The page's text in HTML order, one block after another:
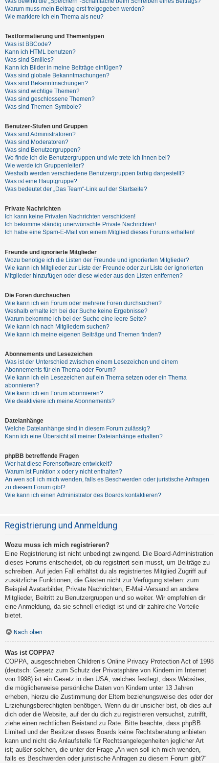
w
o
r
t
e
t
e
T
h
m
e
n
A
k
t
i
v
T
h
e
e
n
u
c
h
e
F
A
Warum muss mein Beitrag erst freigegeben werden?
Wie markiere ich ein Thema als neu?
Textformatierung und Thementypen
Was ist BBCode?
Kann ich HTML benutzen?
Was sind Smilies?
Kann ich Bilder in meine Beiträge einfügen?
Was sind globale Bekanntmachungen?
Was sind Bekanntmachungen?
Was sind wichtige Themen?
Was sind geschlossene Themen?
Was sind Themen-Symbole?
Benutzer-Stufen und Gruppen
Was sind Administratoren?
Was sind Moderatoren?
Was sind Benutzergruppen?
Wo finde ich die Benutzergruppen und wie trete ich ihnen bei?
Wie werde ich Gruppenleiter?
Weshalb werden verschiedene Benutzergruppen farbig dargestellt?
Was ist eine Hauptgruppe?
Was bedeutet der „Das Team“-Link auf der Startseite?
Private Nachrichten
Ich kann keine Privaten Nachrichten verschicken!
Ich bekomme ständig unerwünschte Private Nachrichten!
Ich habe eine Spam-E-Mail von einem Mitglied dieses Forums erhalten!
Freunde und ignorierte Mitglieder
Wozu benötige ich die Listen der Freunde und ignorierten Mitglieder?
Wie kann ich Mitglieder zur Liste der Freunde oder zur Liste der ignorierten
Mitglieder hinzufügen oder diese wieder aus den Listen entfernen?
Die Foren durchsuchen
Wie kann ich ein Forum oder mehrere Foren durchsuchen?
Weshalb erhalte ich bei der Suche keine Ergebnisse?
Warum bekomme ich bei der Suche eine leere Seite?
Wie kann ich nach Mitgliedern suchen?
Wie kann ich meine eigenen Beiträge und Themen finden?
Abonnements und Lesezeichen
Was ist der Unterschied zwischen einem Lesezeichen und einem
Abonnements für ein Thema oder Forum?
Wie kann ich ein Lesezeichen auf ein Thema setzen oder ein Thema
abonnieren?
Wie kann ich ein Forum abonnieren?
Wie deaktiviere ich meine Abonnements?
Dateianhänge
Welche Dateianhänge sind in diesem Forum zulässig?
Kann ich eine Übersicht all meiner Dateianhänge erhalten?
phpBB betreffende Fragen
Wer hat diese Forensoftware entwickelt?
Warum ist Funktion x oder y nicht enthalten?
An wen soll ich mich wenden, falls es Beschwerden oder juristische Anfragen
zu diesem Forum gibt?
Wie kann ich einen Administrator des Boards kontaktieren?
Registrierung und Anmeldung
Wozu muss ich mich registrieren?
Eine Registrierung ist nicht unbedingt zwingend. Die Board-Administration
dieses Forums entscheidet, ob du registriert sein musst, um Beiträge zu
schreiben. Auf jeden Fall erhältst du als registriertes Mitglied Zugriff auf
zusätzliche Funktionen, die Gästen nicht zur Verfügung stehen: zum
Beispiel Avatarbilder, Private Nachrichten, E-Mail-Versand an andere
Mitglieder, Beitritt zu Benutzergruppen und so weiter. Wir empfehlen dir
eine Anmeldung, da sie schnell erledigt ist und dir zahlreiche Vorteile
bietet.
Nach oben
Was ist COPPA?
COPPA, ausgeschrieben Children’s Online Privacy Protection Act of 1998
(deutsch: Gesetz zum Schutz der Privatsphäre von Kindern im Internet
von 1998) ist ein Gesetz in den USA, welches festlegt, dass Websites,
die möglicherweise persönliche Daten von Kindern unter 13 Jahren
erheben, hierzu die Zustimmung der Eltern beziehungsweise des oder der
Erziehungsberechtigten benötigen. Wenn du dir unsicher bist, ob dies auf
dich oder die Website, auf der du dich zu registrieren versuchst, zutrifft,
ziehe einen rechtlichen Beistand zu Rate. Bitte beachte, dass phpBB
Limited und der Besitzer dieses Boards keine Rechtsberatung anbieten
kann und nicht die Anlaufstelle für Rechtsangelegenheiten jeglicher Art
ist; außer solchen, die unter der Frage „An wen soll ich mich wenden,
falls es Beschwerden oder juristische Anfragen zu diesem Forum gibt?“